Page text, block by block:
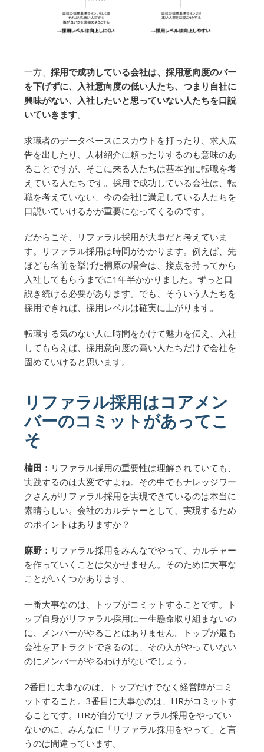
一方、 採用で成功している会社は、採用意向度のバー
を下げずに、入社意向度の低い人たち、つまり自社に
興味がない、入社したいと思っていない人たちを口説
いていきます。
求職者のデータベースにスカウトを打ったり、求人広
告を出したり、人材紹介に頼ったりするのも意味のあ
ることですが、そこに来る人たちは基本的に転職を考
えている人たちです。採用で成功している会社は、転
職を考えていない、今の会社に満足している人たちを
口説いていけるかが重要になってくるのです。
だからこそ、リファラル採用が大事だと考えていま
す。リファラル採用は時間がかかります。例えば、先
ほども名前を挙げた桐原の場合は、接点を持ってから
入社してもらうまでに1年半かかりました。ずっと口
説き続ける必要があります。でも、そういう人たちを
採用できれば、採用レベルは確実に上がります。
転職する気のない人に時間をかけて魅力を伝え、入社
してもらえば、採用意向度の高い人たちだけで会社を
固めていけると思います。
リファラル採用はコアメン
バーのコミットがあってこ
そ
楠田： リファラル採用の重要性は理解されていても、
実践するのは大変ですよね。その中でもナレッジワー
クさんがリファラル採用を実現できているのは本当に
素晴らしい。会社のカルチャーとして、実現するため
のポイントはありますか？
麻野： リファラル採用をみんなでやって、カルチャー
を作っていくことは欠かせません。そのために大事な
ことがいくつかあります。
一番大事なのは、トップがコミットすることです。ト
ップ自身がリファラル採用に一生懸命取り組まないの
に、メンバーがやることはありません。トップが最も
会社をアトラクトできるのに、その人がやっていない
のにメンバーがやるわけがないでしょう。
2番目に大事なのは、トップだけでなく経営陣がコミ
ットすること。3番目に大事なのは、HRがコミットす
ることです。HRが自分でリファラル採用をやってい
ないのに、みんなに「リファラル採用をやって」と言
うのは間違っています。